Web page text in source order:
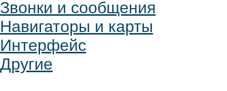
Звонки и сообщения
Навигаторы и карты
Интерфейс
Другие